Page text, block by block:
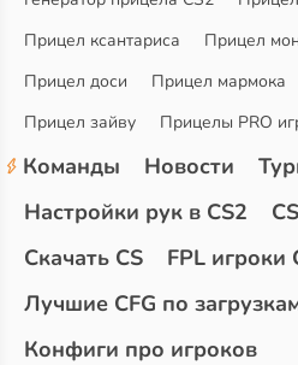
Прицел ксантариса
Прицел
Прицел доси
Прицел мармока
Прицел зайву
Прицелы PRO
Команды Новости
Настройки рук в CS2
Скачать CS
FPL игроки
Лучшие CFG по
Конфиги про игроков